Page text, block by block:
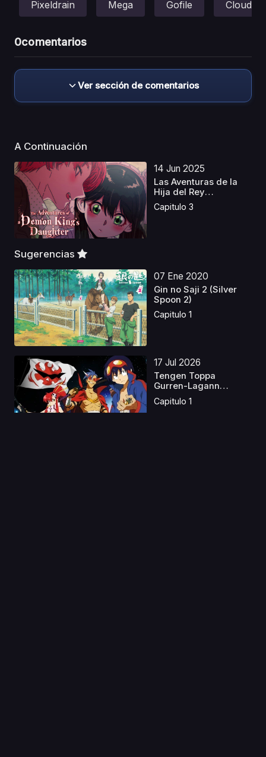
Pixeldrain Mega Gofile Cloud
0comentarios
Ver sección de comentarios
A Continuación
14 Jun 2025
Las Aventuras de la
Hija del Rey
Demonio...
Capitulo 3
Sugerencias
07 Ene 2020
Gin no Saji 2 (Silver
Spoon 2)
Capitulo 1
17 Jul 2026
Tengen Toppa
Gurren-Lagann
Castellano
Capitulo 1